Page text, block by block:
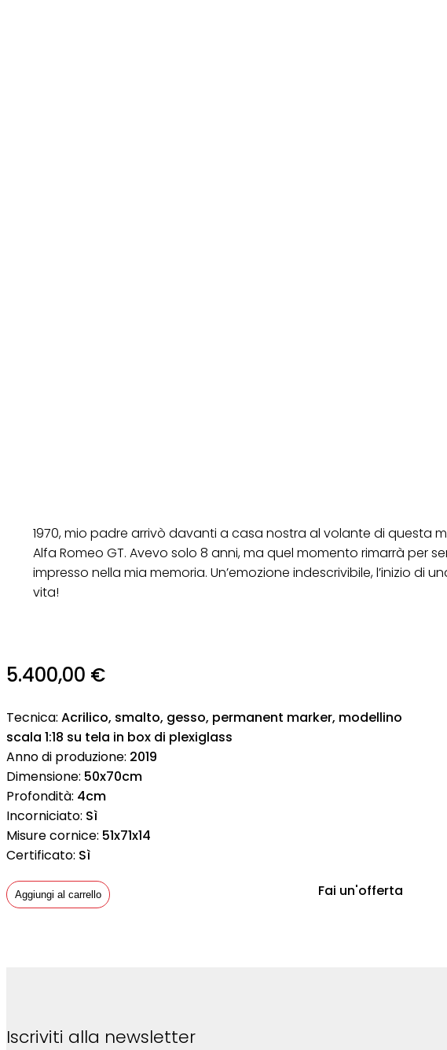
1970, mio ​​padre arrivò davanti a casa nostra al volante di questa
Alfa Romeo GT. Avevo solo 8 anni, ma quel momento rimarrà per
impresso nella mia memoria. Un’emozione indescrivibile, l’inizio di
vita!
5.400,00 €
Tecnica: Acrilico, smalto, gesso, permanent marker, modellino
scala 1:18 su tela in box di plexiglass
Anno di produzione: 2019
Dimensione: 50x70cm
Profondità: 4cm
Incorniciato: Sì
Misure cornice: 51x71x14
Certificato: Sì
Aggiungi al carrello Fai un'offerta
Iscriviti alla newsletter